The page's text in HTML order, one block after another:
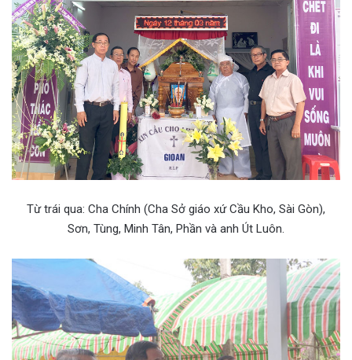
Từ trái qua: Cha Chính (Cha Sở giáo xứ Cầu Kho, Sài Gòn),
Sơn, Tùng, Minh Tân, Phần và anh Út Luôn.